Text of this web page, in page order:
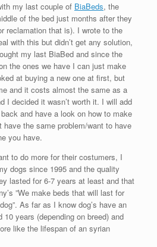
my last couple of BiaBeds, the
of the bed just months after they
reclamation that is). I wrote to the
with this but didn’t get any solution,
my last BiaBed and since the
the ones we have I can just make
at buying a new one at first, but
and it costs almost the same as a
I decided it wasn’t worth it. I will add
and have a look on how to make
the same problem/want to have
you have.
to do more for their costumers, I
dogs since 1995 and the quality
lasted for 6-7 years at least and that
”We make beds that will last for
As far as I know dog’s have an
10 years (depending on breed) and
like the lifespan of an syrian